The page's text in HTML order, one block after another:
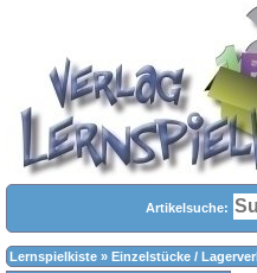
Artikelsuche:
Lernspielkiste » Einzelstücke /